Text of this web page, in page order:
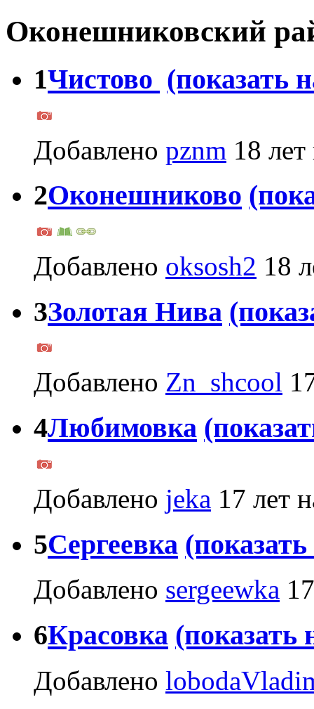
Оконешниковский
1Чистово (показать
Добавлено pznm 18 лет
2Оконешниково
Добавлено oksosh2 18
3Золотая Нива
Добавлено Zn_shcool
4Любимовка
Добавлено jeka 17 лет
5Сергеевка
Добавлено sergeewka
6Красовка (показать
Добавлено